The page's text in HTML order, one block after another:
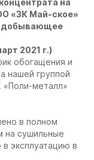
на
«ЗК Май-ское»
2021 г.)
обогащения и
нашей группой
«Поли-металл»
в полном
на сушильные
эксплуатацию в